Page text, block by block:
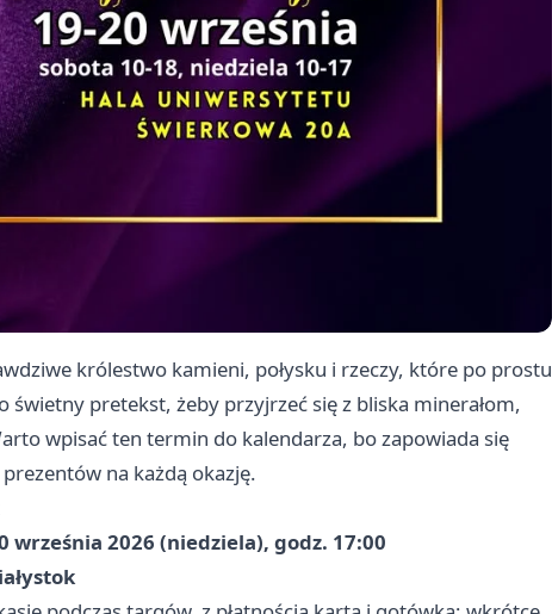
królestwo kamieni, połysku i rzeczy, które po prostu
świetny pretekst, żeby przyjrzeć się z bliska minerałom,
wpisać ten termin do kalendarza, bo zapowiada się
na każdą okazję.
września 2026 (niedziela), godz. 17:00